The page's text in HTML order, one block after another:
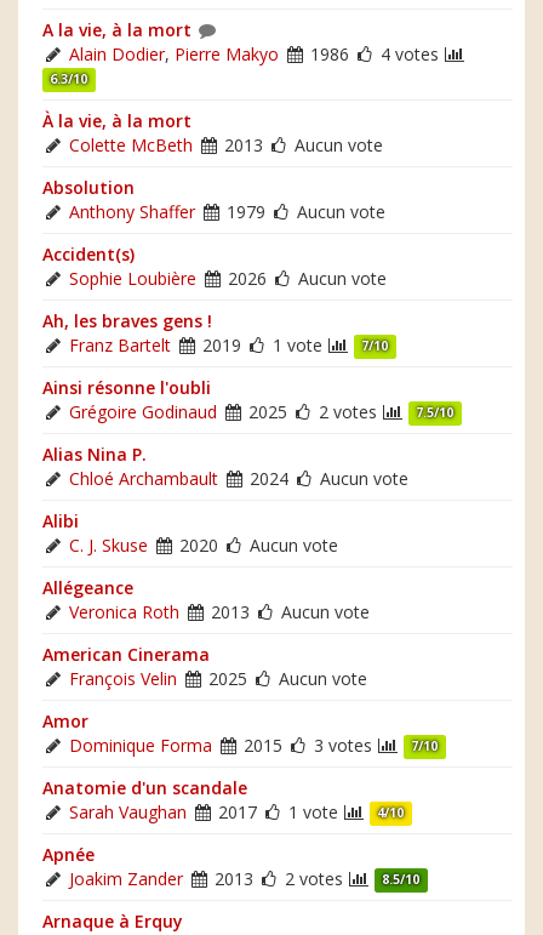
A la vie, à la mort
Alain Dodier, Pierre Makyo 1986 4 votes
6.3/10
À la vie, à la mort
Colette McBeth
2013
Aucun vote
Absolution
Anthony Shaffer
1979
Aucun vote
Accident(s)
Sophie Loubière
2026
Aucun vote
Ah, les braves gens !
Franz Bartelt
2019 1 vote 7/10
Ainsi résonne l'oubli
Grégoire Godinaud
2025 2 votes 7.5/10
Alias Nina P.
Chloé Archambault
2024
Aucun vote
Alibi
C. J. Skuse
2020
Aucun vote
Allégeance
Veronica Roth
2013
Aucun vote
American Cinerama
François Velin
2025
Aucun vote
Amor
Dominique Forma
2015 3 votes 7/10
Anatomie d'un scandale
Sarah Vaughan
2017 1 vote 4/10
Apnée
Joakim Zander
2013 2 votes 8.5/10
Arnaque à Erquy